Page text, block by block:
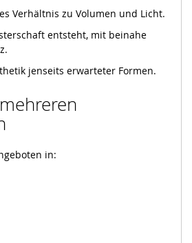
Verhältnis zu Volumen und Licht.
entsteht, mit beinahe
jenseits erwarteter Formen.
in: